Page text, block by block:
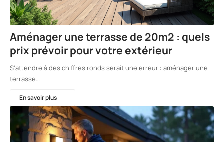
Aménager une terrasse de 20m2 : quels
prix prévoir pour votre extérieur
S'attendre à des chiffres ronds serait une erreur : aménager une
terrasse…
En savoir plus